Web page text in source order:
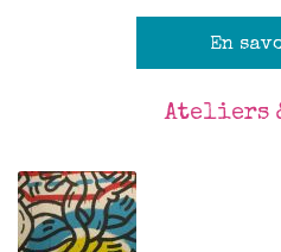
En
Ateliers